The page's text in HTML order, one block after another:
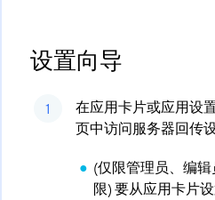
设置向导
在应用卡片或应用设
页中访问服务器回传设
(仅限管理员、编
限) 要从应用卡片